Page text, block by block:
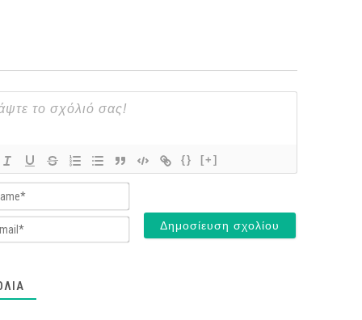
{} [+]
Name*
Email*